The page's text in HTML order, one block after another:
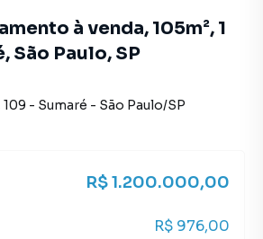
à venda, 105m², 1
São Paulo, SP
109 - Sumaré - São Paulo/SP
R$ 1.200.000,00
R$ 976,00